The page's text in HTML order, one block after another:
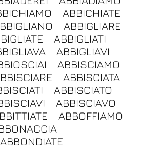
ABBICHIATE
ABBIGLIARE
ABBIGLIATI
ABBIGLIAVI
ABBISCIAMO
ABBISCIATA
ABBISCIATO
ABBISCIAVO
ABBOFFIAMO
ABBONDIATE